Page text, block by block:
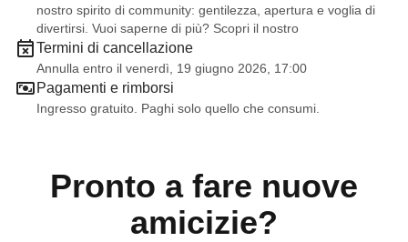
Se sold-out contatta 3381056528 Carlo
nostro spirito di community: gentilezza, apertura e voglia di
divertirsi. Vuoi saperne di più? Scopri il nostro
Termini di cancellazione
Annulla entro il venerdì, 19 giugno 2026, 17:00
Pagamenti e rimborsi
Ingresso gratuito. Paghi solo quello che consumi.
Pronto a fare nuove
amicizie?